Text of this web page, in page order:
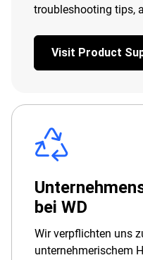
troubleshooting tips,
Visit Product
bei WD
Wir verpflichten uns
unternehmerischem